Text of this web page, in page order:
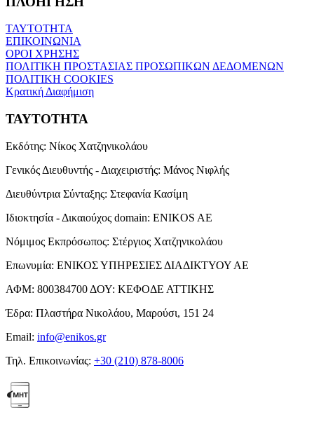
ΤΑΥΤΟΤΗΤΑ
ΕΠΙΚΟΙΝΩΝΙΑ
ΟΡΟΙ ΧΡΗΣΗΣ
ΠΟΛΙΤΙΚΗ ΠΡΟΣΤΑΣΙΑΣ ΠΡΟΣΩΠΙΚΩΝ ΔΕΔΟΜΕΝΩΝ
ΠΟΛΙΤΙΚΗ COOKIES
Κρατική Διαφήμιση
ΤΑΥΤΟΤΗΤΑ
Εκδότης: Νίκος Χατζηνικολάου
Γενικός Διευθυντής - Διαχειριστής: Μάνος Νιφλής
Διευθύντρια Σύνταξης: Στεφανία Κασίμη
Ιδιοκτησία - Δικαιούχος domain: ENIKOS AE
Νόμιμος Εκπρόσωπος: Στέργιος Χατζηνικολάου
Επωνυμία: ΕΝΙΚΟΣ ΥΠΗΡΕΣΙΕΣ ΔΙΑΔΙΚΤΥΟΥ ΑΕ
ΑΦΜ: 800384700 ΔΟΥ: ΚΕΦΟΔΕ ΑΤΤΙΚΗΣ
Έδρα: Πλαστήρα Νικολάου, Μαρούσι, 151 24
Email: info@enikos.gr
Τηλ. Επικοινωνίας: +30 (210) 878-8006